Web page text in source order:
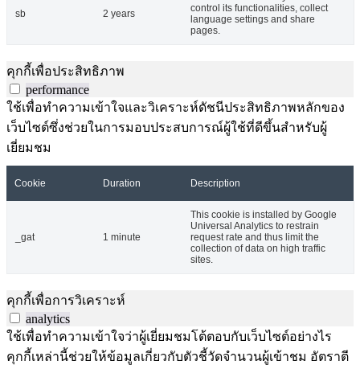
sb 2 years
control its functionalities, collect
language settings and share
pages.
คุกกี้เพื่อประสิทธิภาพ
performance
ใช้เพื่อทำความเข้าใจและวิเคราะห์ดัชนีประสิทธิภาพหลักของ
เว็บไซต์ซึ่งช่วยในการมอบประสบการณ์ผู้ใช้ที่ดีขึ้นสำหรับผู้
เยี่ยมชม
Cookie Duration Description
_gat 1 minute
This cookie is installed by Google
Universal Analytics to restrain
request rate and thus limit the
collection of data on high traffic
sites.
คุกกี้เพื่อการวิเคราะห์
analytics
ใช้เพื่อทำความเข้าใจว่าผู้เยี่ยมชมโต้ตอบกับเว็บไซต์อย่างไร
คุกกี้เหล่านี้ช่วยให้ข้อมูลเกี่ยวกับตัวชี้วัดจำนวนผู้เข้าชม อัตราตี